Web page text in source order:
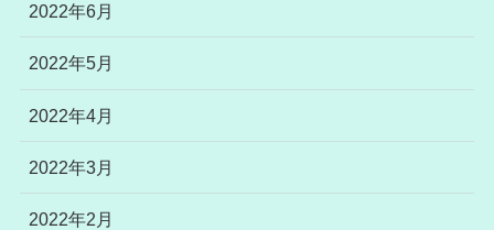
2022年6月
2022年5月
2022年4月
2022年3月
2022年2月